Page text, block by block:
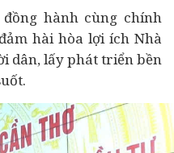
hành cùng chính
hài hòa lợi ích Nhà
dân, lấyphát triển bền